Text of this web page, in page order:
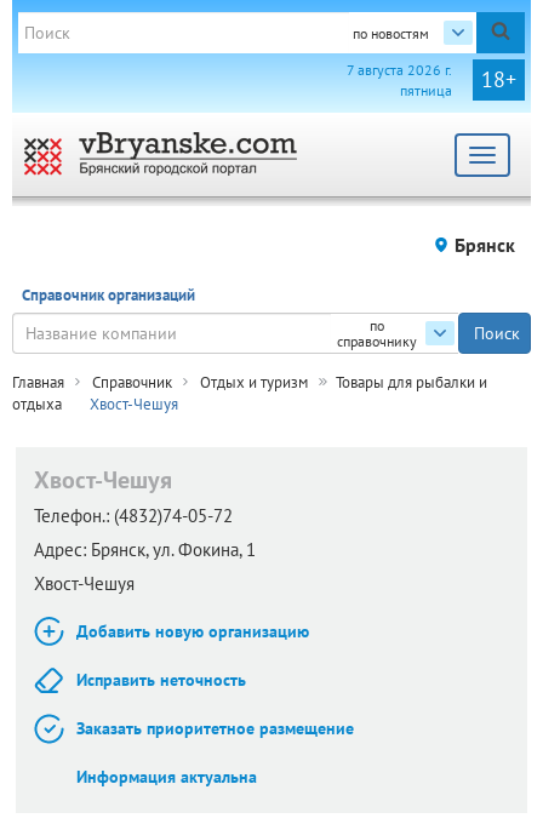
по новостям
18+
7 августа 2026 г.
пятница
Toggle
Брянск
Справочник организаций
по
справочнику
Главная Справочник Отдых и туризм
Товары для рыбалки и
отдыха
Хвост-Чешуя
Хвост-Чешуя
Телефон.: (4832)74-05-72
Адрес: Брянск,ул. Фокина, 1
Хвост-Чешуя
Добавить новую организацию
Исправить неточность
Заказать приоритетное размещение
Информация актуальна